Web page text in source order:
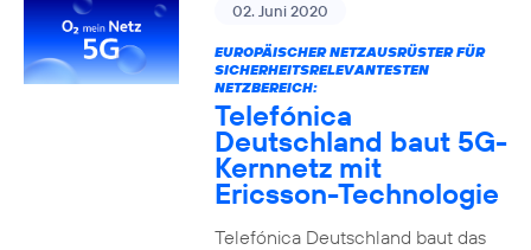
02. Juni 2020
EUROPÄISCHER NETZAUSRÜSTER FÜR
SICHERHEITSRELEVANTESTEN
NETZBEREICH:
Telefónica
Deutschland baut 5G-
Kernnetz mit
Ericsson-Technologie
Telefónica Deutschland baut das